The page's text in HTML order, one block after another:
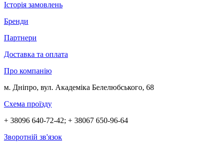
Історія замовлень
Бренди
Партнери
Доставка та оплата
Про компанію
м. Дніпро, вул. Академіка Белелюбського, 68
Схема проїзду
+ 38096 640-72-42; + 38067 650-96-64
Зворотній зв'язок